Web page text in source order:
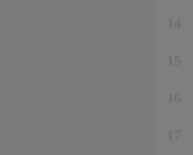
14
15
16
17